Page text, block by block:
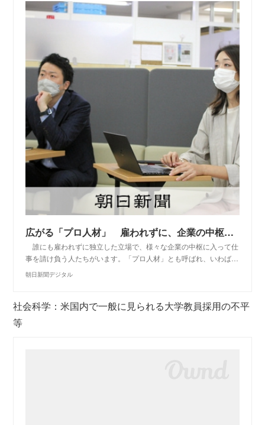
広がる「プロ人材」 雇われずに、企業の中枢で働く：朝日新聞デジタル
誰にも雇われずに独立した立場で、様々な企業の中枢に入って仕
事を請け負う人たちがいます。「プロ人材」とも呼ばれ、いわば…
朝日新聞デジタル
社会科学：米国内で一般に見られる大学教員採用の不平
等